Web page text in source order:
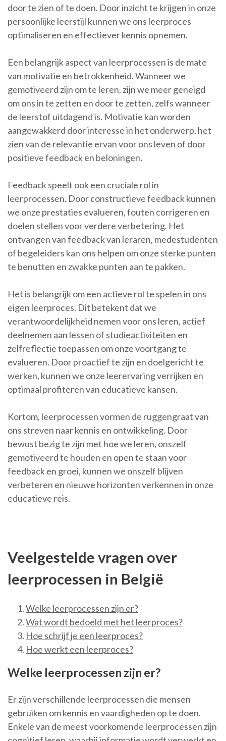
door te zien of te doen. Door inzicht te krijgen in onze
persoonlijke leerstijl kunnen we ons leerproces
optimaliseren en effectiever kennis opnemen.
Een belangrijk aspect van leerprocessen is de mate
van motivatie en betrokkenheid. Wanneer we
gemotiveerd zijn om te leren, zijn we meer geneigd
om ons in te zetten en door te zetten, zelfs wanneer
de leerstof uitdagend is. Motivatie kan worden
aangewakkerd door interesse in het onderwerp, het
zien van de relevantie ervan voor ons leven of door
positieve feedback en beloningen.
Feedback speelt ook een cruciale rol in
leerprocessen. Door constructieve feedback kunnen
we onze prestaties evalueren, fouten corrigeren en
doelen stellen voor verdere verbetering. Het
ontvangen van feedback van leraren, medestudenten
of begeleiders kan ons helpen om onze sterke punten
te benutten en zwakke punten aan te pakken.
Het is belangrijk om een actieve rol te spelen in ons
eigen leerproces. Dit betekent dat we
verantwoordelijkheid nemen voor ons leren, actief
deelnemen aan lessen of studieactiviteiten en
zelfreflectie toepassen om onze voortgang te
evalueren. Door proactief te zijn en doelgericht te
werken, kunnen we onze leerervaring verrijken en
optimaal profiteren van educatieve kansen.
Kortom, leerprocessen vormen de ruggengraat van
ons streven naar kennis en ontwikkeling. Door
bewust bezig te zijn met hoe we leren, onszelf
gemotiveerd te houden en open te staan voor
feedback en groei, kunnen we onszelf blijven
verbeteren en nieuwe horizonten verkennen in onze
educatieve reis.
Veelgestelde vragen over
leerprocessen in België
Welke leerprocessen zijn er?
Wat wordt bedoeld met het leerproces?
Hoe schrijf je een leerproces?
Hoe werkt een leerproces?
Welke leerprocessen zijn er?
Er zijn verschillende leerprocessen die mensen
gebruiken om kennis en vaardigheden op te doen.
Enkele van de meest voorkomende leerprocessen zijn